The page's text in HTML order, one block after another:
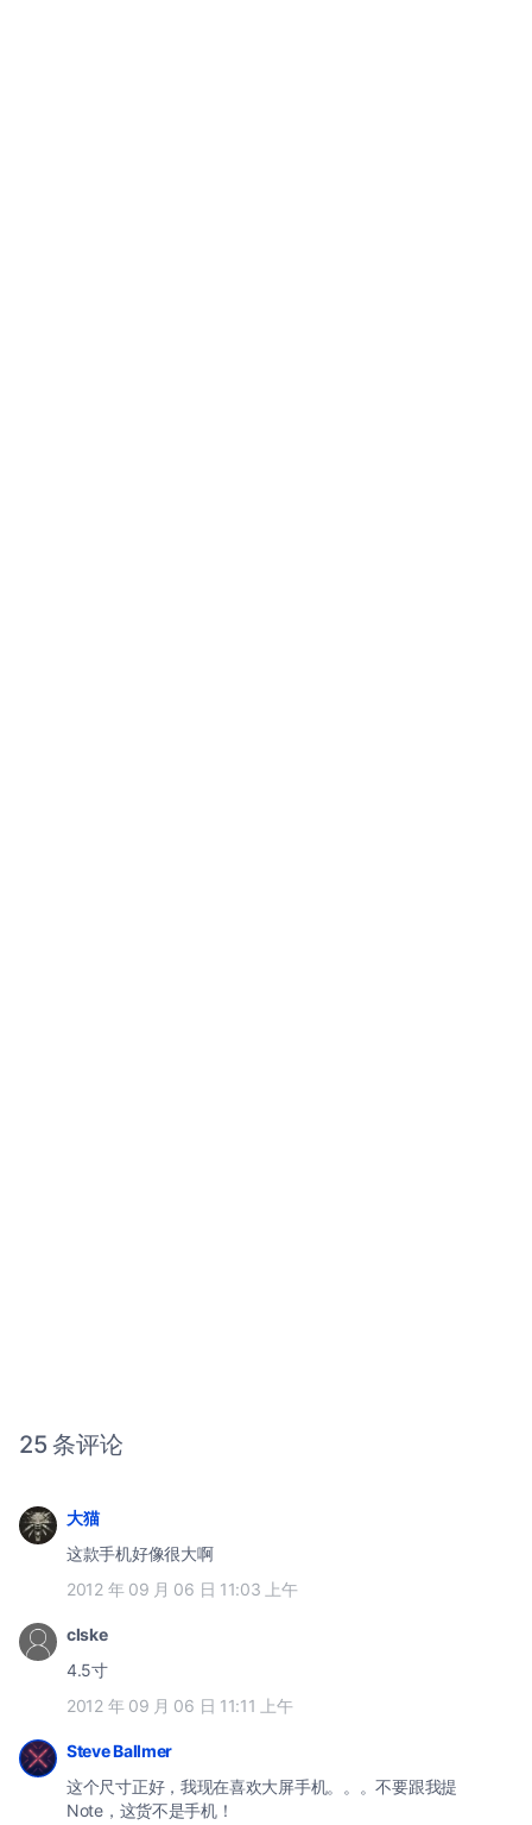
25 条评论
大猫
这款手机好像很大啊
2012 年 09 月 06 日 11:03 上午
clske
4.5寸
2012 年 09 月 06 日 11:11 上午
Steve Ballmer
这个尺寸正好，我现在喜欢大屏手机。。。不要跟我提
Note，这货不是手机！